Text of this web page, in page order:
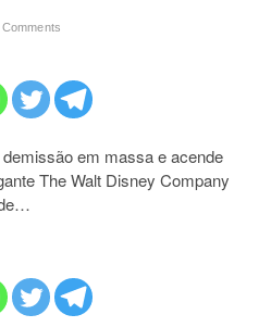
em massa e acende
The Walt Disney Company